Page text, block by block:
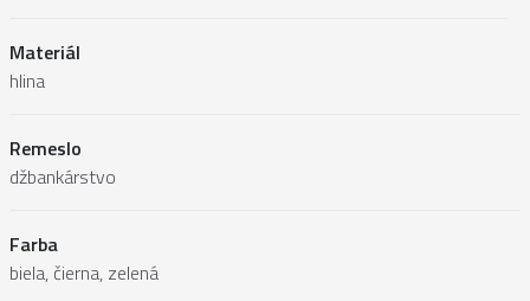
Materiál
hlina
Remeslo
džbankárstvo
Farba
biela, čierna, zelená